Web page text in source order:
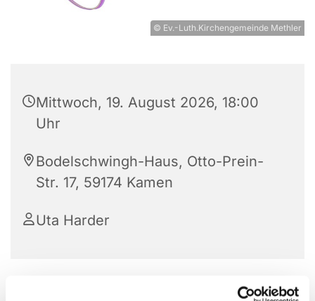
© Ev.-Luth.Kirchengemeinde Methler
Mittwoch, 19. August 2026, 18:00
Uhr
Bodelschwingh-Haus, Otto-Prein-
Str. 17, 59174 Kamen
Uta Harder